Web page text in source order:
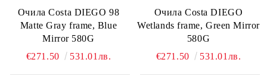
Очила Costa DIEGO 98
Matte Gray frame, Blue
Mirror 580G
€271.50
531.01лв.
Очила Costa DIEGO
Wetlands frame, Green Mirror
580G
€271.50
531.01лв.